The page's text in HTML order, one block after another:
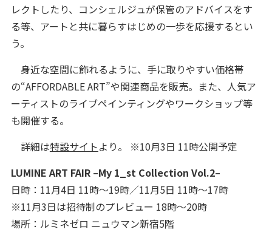
レクトしたり、コンシェルジュが保管のアドバイスをす
る等、アートと共に暮らすはじめの一歩を応援するとい
う。
身近な空間に飾れるように、手に取りやすい価格帯
の“AFFORDABLE ART”や関連商品を販売。また、人気ア
ーティストのライブペインティングやワークショップ等
も開催する。
詳細は特設サイトより。 ※10月3日 11時公開予定
LUMINE ART FAIR –My 1_st Collection Vol.2–
日時：11月4日 11時～19時／11月5日 11時～17時
※11月3日は招待制のプレビュー 18時～20時
場所：ルミネゼロ ニュウマン新宿5階